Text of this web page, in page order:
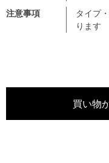
注意事項
タイプ
ります